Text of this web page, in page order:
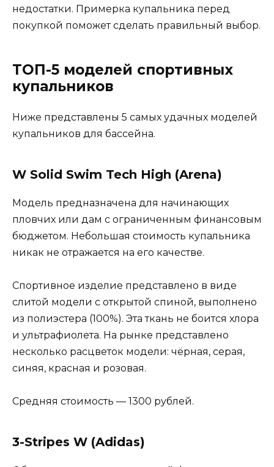
недостатки. Примерка купальника перед
покупкой поможет сделать правильный выбор.
ТОП-5 моделей спортивных
купальников
Ниже представлены 5 самых удачных моделей
купальников для бассейна.
W Solid Swim Tech High (Arena)
Модель предназначена для начинающих
пловчих или дам с ограниченным финансовым
бюджетом. Небольшая стоимость купальника
никак не отражается на его качестве.
Спортивное изделие представлено в виде
слитой модели с открытой спиной, выполнено
из полиэстера (100%). Эта ткань не боится хлора
и ультрафиолета. На рынке представлено
несколько расцветок модели: чёрная, серая,
синяя, красная и розовая.
Средняя стоимость — 1300 рублей.
3-Stripes W (Adidas)